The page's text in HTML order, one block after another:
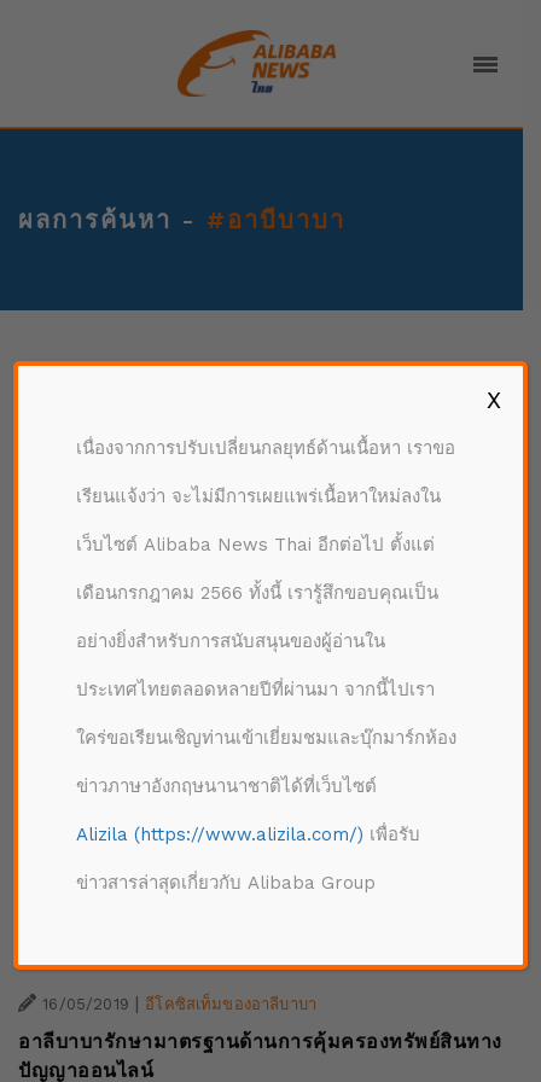
ผลการค้นหา - #อาบีบาบา
ค้นหาใหม่ รีเซ็ต
16/05/2019 | อีโคซิสเท็มของอาลีบาบา
อาลีบาบารักษามาตรฐานด้านการคุ้มครองทรัพย์สินทาง
ปัญญาออนไลน์
เนื่องจากการปรับเปลี่ยนกลยุทธ์ด้านเนื้อหา เราขอ
เรียนแจ้งว่า จะไม่มีการเผยแพร่เนื้อหาใหม่ลงใน
เว็บไซต์ Alibaba News Thai อีกต่อไป ตั้งแต่
เดือนกรกฎาคม 2566 ทั้งนี้ เรารู้สึกขอบคุณเป็น
อย่างยิ่งสำหรับการสนับสนุนของผู้อ่านใน
ประเทศไทยตลอดหลายปีที่ผ่านมา จากนี้ไปเรา
ใคร่ขอเรียนเชิญท่านเข้าเยี่ยมชมและบุ๊กมาร์กห้อง
ข่าวภาษาอังกฤษนานาชาติได้ที่เว็บไซต์
Alizila (https://www.alizila.com/) เพื่อรับ
ข่าวสารล่าสุดเกี่ยวกับ Alibaba Group
X